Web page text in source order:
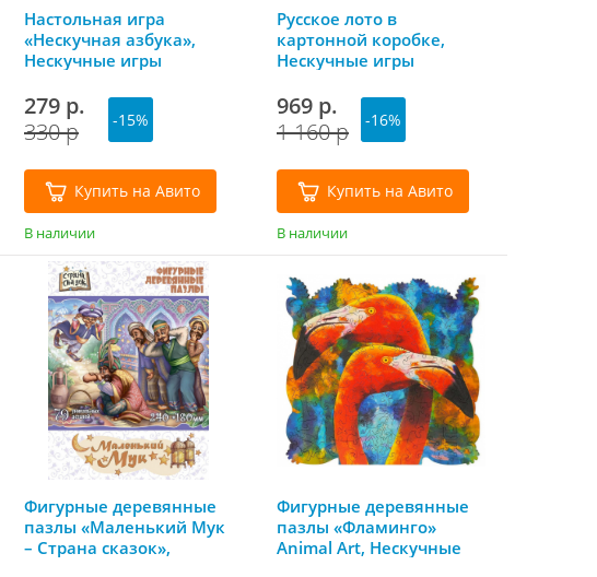
Настольная игра
«Нескучная азбука»,
Нескучные игры
279 р.
330 р
-15%
Купить на Авито
В наличии
Русское лото в
картонной коробке,
Нескучные игры
969 р.
1 160 р
-16%
Купить на Авито
В наличии
Фигурные деревянные
пазлы «Маленький Мук
– Страна сказок»,
Фигурные деревянные
пазлы «Фламинго»
Animal Art, Нескучные